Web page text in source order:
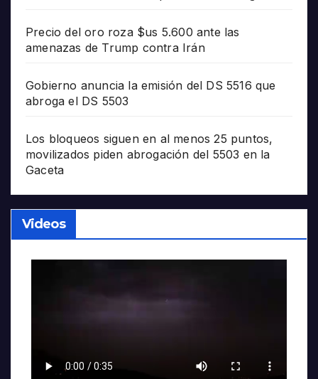
Precio del oro roza $us 5.600 ante las
amenazas de Trump contra Irán
Gobierno anuncia la emisión del DS 5516 que
abroga el DS 5503
Los bloqueos siguen en al menos 25 puntos,
movilizados piden abrogación del 5503 en la
Gaceta
Videos